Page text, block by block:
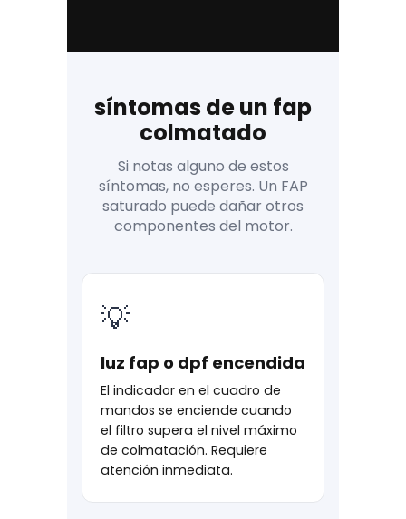
síntomas de un fap
colmatado
Si notas alguno de estos
síntomas, no esperes. Un FAP
saturado puede dañar otros
componentes del motor.
💡
luz fap o dpf encendida
El indicador en el cuadro de
mandos se enciende cuando
el filtro supera el nivel máximo
de colmatación. Requiere
atención inmediata.